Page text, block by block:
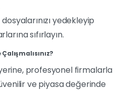
yedekleyip
sıfırlayın.
profesyonel firmalarla
ve piyasa değerinde